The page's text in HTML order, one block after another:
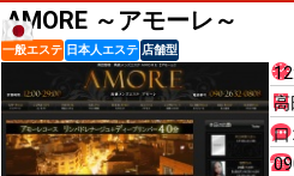
AMORE ～アモーレ～
一般エステ 日本人エステ 店舗型
高
口